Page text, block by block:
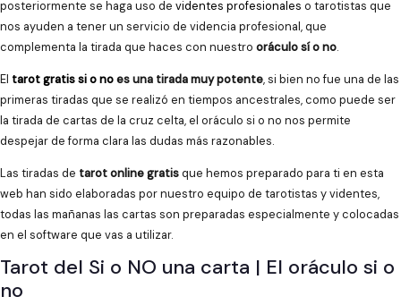
posteriormente se haga uso de videntes profesionales o tarotistas que
nos ayuden a tener un servicio de videncia profesional, que
complementa la tirada que haces con nuestro oráculo sí o no.
El tarot gratis si o noes una tirada muy potente, si bien no fue una de las
primeras tiradas que se realizó en tiempos ancestrales, como puede ser
la tirada de cartas de la cruz celta, el oráculo si o no nos permite
despejar de forma clara las dudas más razonables.
Las tiradas de tarot online gratisque hemos preparado para ti en esta
web han sido elaboradas por nuestro equipo de tarotistas y videntes,
todas las mañanas las cartas son preparadas especialmente y colocadas
en el software que vas a utilizar.
Tarot del Si o NO una carta | El oráculo si o
no